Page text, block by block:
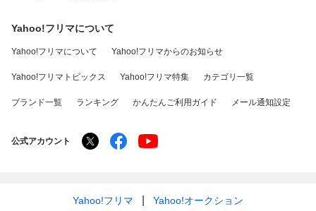
Yahoo!フリマについて
Yahoo!フリマについて Yahoo!フリマからのお知らせ
Yahoo!フリマトピックス Yahoo!フリマ特集 カテゴリ一覧
ブランド一覧 ランキング かんたんご利用ガイド メール通知設定
公式アカウント
Yahoo!フリマ Yahoo!オークション